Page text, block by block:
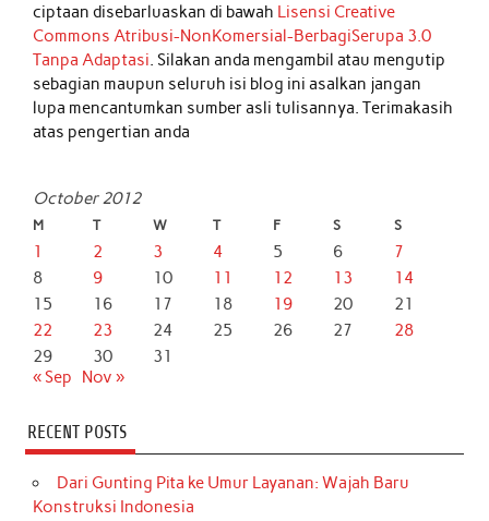
ciptaan disebarluaskan di bawah Lisensi Creative
Commons Atribusi-NonKomersial-BerbagiSerupa 3.0
Tanpa Adaptasi. Silakan anda mengambil atau mengutip
sebagian maupun seluruh isi blog ini asalkan jangan
lupa mencantumkan sumber asli tulisannya. Terimakasih
atas pengertian anda
October 2012
M T W T F S S
1 2 3 4 5 6
7
8
9 10 11 12 13
14
15
16 17 18 19 20
21
22
23 24 25 26 27
28
29
30
31
« Sep
Nov »
RECENT POSTS
Dari Gunting Pita ke Umur Layanan: Wajah Baru
Konstruksi Indonesia